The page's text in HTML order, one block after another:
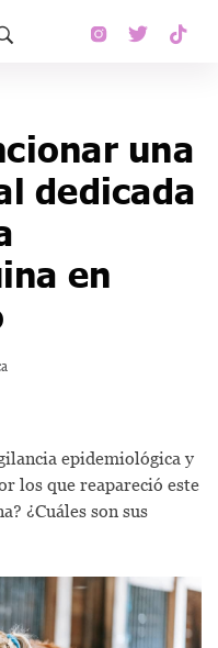
una
dedicada
en
epidemiológica y
los que reapareció este
¿Cuáles son sus